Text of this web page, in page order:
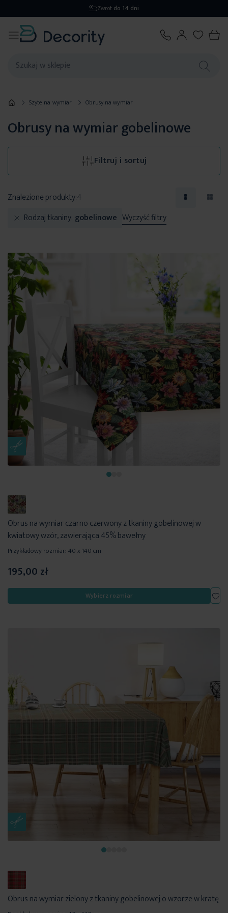
Wysyłka 1-2 dni
Szyte na wymiar Obrusy na wymiar
Obrusy na wymiar gobelinowe
Filtruj i sortuj
Znalezione produkty:4
Rodzaj tkaniny gobelinowe Wyczyść filtry
Obrus na wymiar czarno czerwony z tkaniny gobelinowej w
kwiatowy wzór, zawierająca 45% bawełny
Przykładowy rozmiar: 40 x 140 cm
195,00 zł
Wybierz rozmiar
Obrus na wymiar zielony z tkaniny gobelinowej o wzorze w kratę